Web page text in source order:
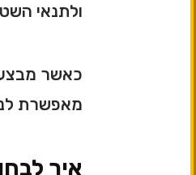
ולתנאי
כאשר
מאפשרת
איך